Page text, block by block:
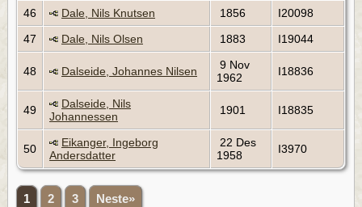
46
Dale, Nils Knutsen 1856
I20098
47
Dale, Nils Olsen 1883 I19044
48 Dalseide, Johannes Nilsen
9 Nov
1962
I18836
49
Dalseide, Nils
Johannessen
1901 I18835
50
Eikanger, Ingeborg
Andersdatter
22 Des
1958
I3970
1 2 3 Neste»